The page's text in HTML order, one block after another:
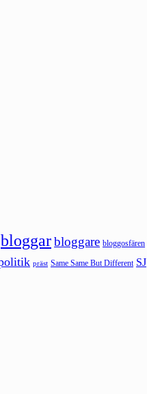
bloggarbloggare bloggosfären
präst Same Same But Different SJ